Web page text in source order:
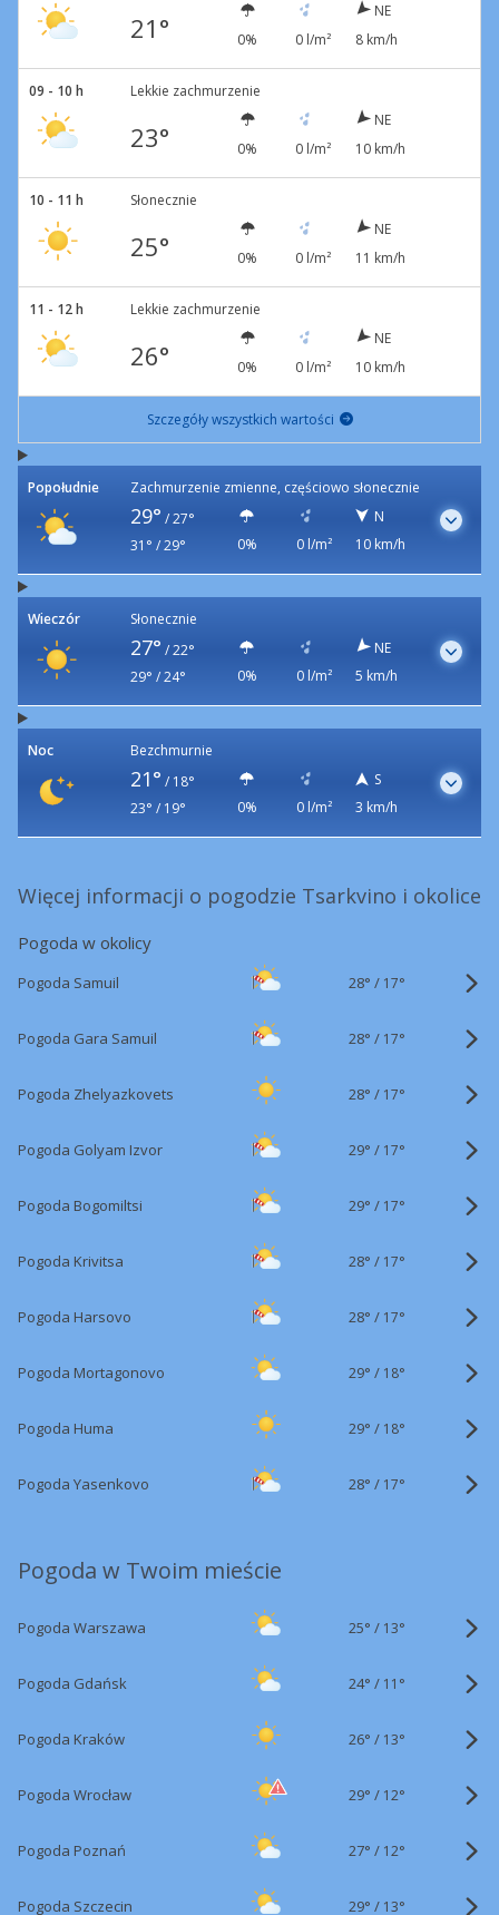
21° 0% 0 l/m²
NE
8 km/h
09 - 10 h Lekkie zachmurzenie
23° 0% 0 l/m²
NE
10 km/h
10 - 11 h Słonecznie
25° 0% 0 l/m²
NE
11 km/h
11 - 12 h Lekkie zachmurzenie
26° 0% 0 l/m²
NE
10 km/h
Szczegóły wszystkich wartości
Popołudnie Zachmurzenie zmienne, częściowo słonecznie
29° / 27°
31° / 29°
0% 0 l/m²
N
10 km/h
Wieczór Słonecznie
27° / 22°
29° / 24°
0% 0 l/m²
NE
5 km/h
Noc Bezchmurnie
21° / 18°
23° / 19°
0% 0 l/m²
S
3 km/h
Więcej informacji o pogodzie Tsarkvino i okolice
Pogoda w okolicy
Pogoda Samuil 28° / 17°
Pogoda Gara Samuil 28° / 17°
Pogoda Zhelyazkovets 28° / 17°
Pogoda Golyam Izvor 29° / 17°
Pogoda Bogomiltsi 29° / 17°
Pogoda Krivitsa 28° / 17°
Pogoda Harsovo 28° / 17°
Pogoda Mortagonovo 29° / 18°
Pogoda Huma 29° / 18°
Pogoda Yasenkovo 28° / 17°
Pogoda w Twoim mieście
Pogoda Warszawa 25° / 13°
Pogoda Gdańsk 24° / 11°
Pogoda Kraków 26° / 13°
Pogoda Wrocław 29° / 12°
Pogoda Poznań 27° / 12°
Pogoda Szczecin 29° / 13°